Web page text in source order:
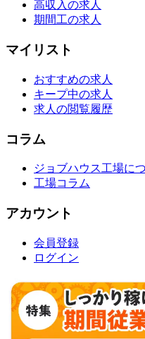
高収入の求人
期間工の求人
マイリスト
おすすめの求人
キープ中の求人
求人の閲覧履歴
コラム
ジョブハウス工場に
工場コラム
アカウント
会員登録
ログイン